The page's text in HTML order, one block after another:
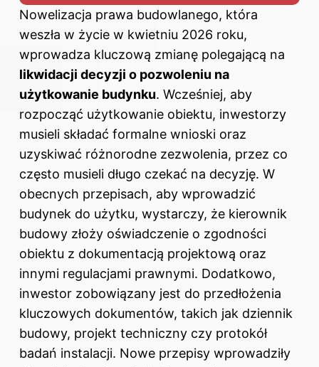
Nowelizacja prawa budowlanego, która
weszła w życie w kwietniu 2026 roku,
wprowadza kluczową zmianę polegającą na
likwidacji decyzji o pozwoleniu na
użytkowanie budynku. Wcześniej, aby
rozpocząć użytkowanie obiektu, inwestorzy
musieli składać formalne wnioski oraz
uzyskiwać różnorodne zezwolenia, przez co
często musieli długo czekać na decyzję. W
obecnych przepisach, aby wprowadzić
budynek do użytku, wystarczy, że kierownik
budowy złoży oświadczenie o zgodności
obiektu z dokumentacją projektową oraz
innymi regulacjami prawnymi. Dodatkowo,
inwestor zobowiązany jest do przedłożenia
kluczowych dokumentów, takich jak dziennik
budowy, projekt techniczny czy protokół
badań instalacji. Nowe przepisy wprowadziły